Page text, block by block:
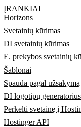
ĮRANKIAI
Horizons
Svetainių kūrimas
DI svetainių kūrimas
E. prekybos svetainių
Šablonai
Spauda pagal užsakymą
DI logotipų generatorius
Perkelti svetainę į
Hostinger API